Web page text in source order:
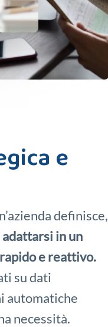
e
definisce,
in un
e reattivo.
su dati
automatiche
necessità.